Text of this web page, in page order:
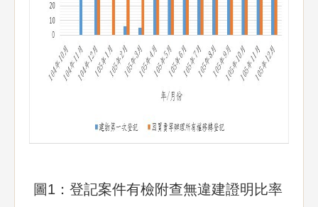
圖1：登記案件有檢附查無違建證明比率